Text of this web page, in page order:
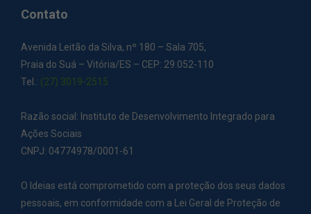
Contato
Avenida Leitão da Silva, nº 180 – Sala 705,
Praia do Suá – Vitória/ES – CEP: 29.052-110
Tel.: (27) 3019-2515
Razão social: Instituto de Desenvolvimento Integrado para
Ações Sociais
CNPJ: 04774978/0001-61
O Ideias está comprometido com a proteção dos seus dados
pessoais, em conformidade com a Lei Geral de Proteção de